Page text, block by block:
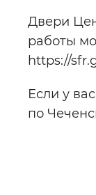
Двери
работы
https://
Если у
по